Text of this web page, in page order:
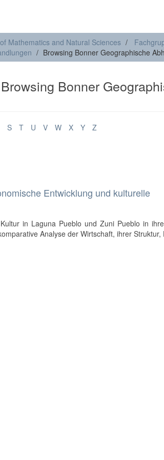
Mathematics and Natural Sciences
Browsing Bonner Geographische
Bonner
S T U V W X Y Z
Entwicklung und kulturelle
in Laguna Pueblo und Zuni Pueblo in
Analyse der Wirtschaft, ihrer Struktur,